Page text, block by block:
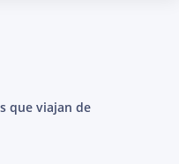
que viajan de